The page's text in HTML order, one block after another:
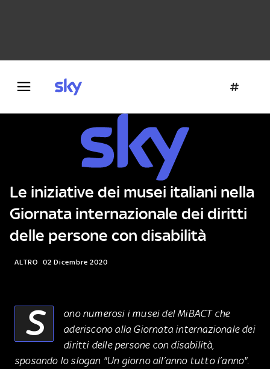
Le iniziative dei musei italiani nella
Giornata internazionale dei diritti
delle persone con disabilità
ALTRO 02 Dicembre 2020
S
ono numerosi i musei del MiBACT che
aderiscono alla Giornata internazionale dei
diritti delle persone con disabilità,
sposando lo slogan "Un giorno all’anno tutto l’anno".